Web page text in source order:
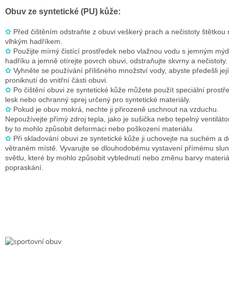
Obuv ze syntetické (PU) kůže:
✿ Před čištěním odstraňte z obuvi veškerý prach a nečistoty štětkou
vlhkým hadříkem.
✿ Použijte mírný čistící prostředek nebo vlažnou vodu s jemným
hadříku a jemně otírejte povrch obuvi, odstraňujte skvrny a nečistoty.
✿ Vyhněte se používání přílišného množství vody, abyste předešli
proniknutí do vnitřní části obuvi
✿ Po čištění obuvi ze syntetické kůže můžete použít speciální
lesk nebo ochranný sprej určený pro syntetické materiály.
✿ Pokud je obuv mokrá, nechte ji přirozeně uschnout na vzduchu.
Nepoužívejte přímý zdroj tepla, jako je sušička nebo tepelný
by to mohlo způsobit deformaci nebo poškození materiálu.
✿ Při skladování obuvi ze syntetické kůže ji uchovejte na suchém a
větraném místě. Vyvarujte se dlouhodobému vystavení přímému
světlu, které by mohlo způsobit vyblednutí nebo změnu barvy
popraskání.